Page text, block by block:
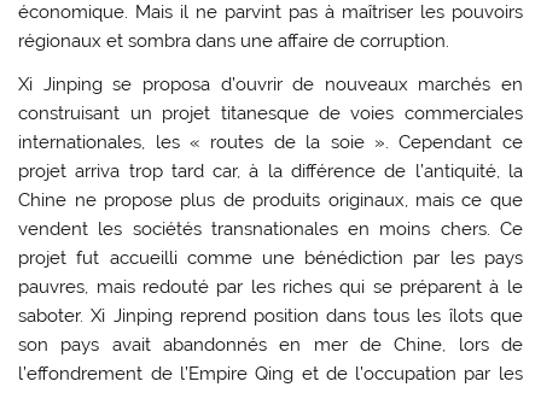
économique. Mais il ne parvint pas à maîtriser les pouvoirs
régionaux et sombra dans une affaire de corruption.
Xi Jinping se proposa d’ouvrir de nouveaux marchés en
construisant un projet titanesque de voies commerciales
internationales, les « routes de la soie ». Cependant ce
projet arriva trop tard car, à la différence de l’antiquité, la
Chine ne propose plus de produits originaux, mais ce que
vendent les sociétés transnationales en moins chers. Ce
projet fut accueilli comme une bénédiction par les pays
pauvres, mais redouté par les riches qui se préparent à le
saboter. Xi Jinping reprend position dans tous les îlots que
son pays avait abandonnés en mer de Chine, lors de
l’effondrement de l’Empire Qing et de l’occupation par les